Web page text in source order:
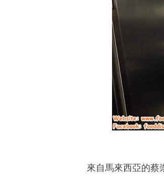
來自馬來西亞的蔡